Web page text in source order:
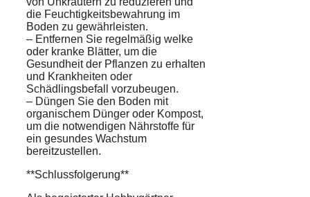
die Feuchtigkeitsbewahrung im
Boden zu gewährleisten.
– Entfernen Sie regelmäßig welke
oder kranke Blätter, um die
Gesundheit der Pflanzen zu erhalten
und Krankheiten oder
Schädlingsbefall vorzubeugen.
– Düngen Sie den Boden mit
organischem Dünger oder Kompost,
um die notwendigen Nährstoffe für
ein gesundes Wachstum
bereitzustellen.
**Schlussfolgerung**